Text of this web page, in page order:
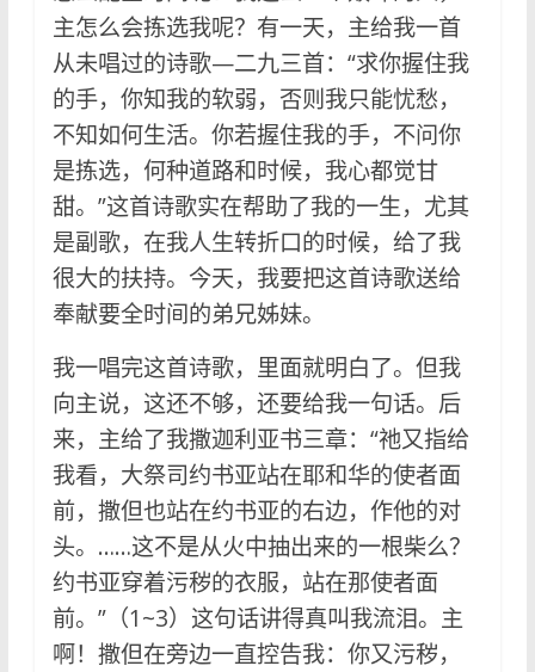
主怎么会拣选我呢？有一天，主给我一首
从未唱过的诗歌—二九三首：“求你握住我
的手，你知我的软弱，否则我只能忧愁，
不知如何生活。你若握住我的手，不问你
是拣选，何种道路和时候，我心都觉甘
甜。”这首诗歌实在帮助了我的一生，尤其
是副歌，在我人生转折口的时候，给了我
很大的扶持。今天，我要把这首诗歌送给
奉献要全时间的弟兄姊妹。
我一唱完这首诗歌，里面就明白了。但我
向主说，这还不够，还要给我一句话。后
来，主给了我撒迦利亚书三章：“祂又指给
我看，大祭司约书亚站在耶和华的使者面
前，撒但也站在约书亚的右边，作他的对
头。……这不是从火中抽出来的一根柴么？
约书亚穿着污秽的衣服，站在那使者面
前。”（1~3）这句话讲得真叫我流泪。主
啊！撒但在旁边一直控告我：你又污秽，